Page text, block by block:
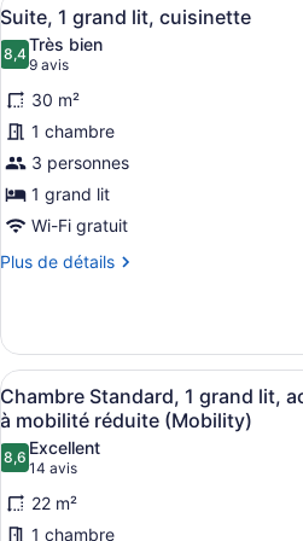
1
grand
lit
toutes
les
photos
pour
ce
type
de
chambre :
Suite,
lit,
cuisinette
1
Suite, 1 grand lit, cuisinette
8,48,4 sur 10
Très bien
9 avis
(9 avis)
30 m²
1 chambre
3 personnes
1 grand lit
Wi-Fi gratuit
Plus de détails
Plus
Suite,
grand
lit,
cuisinette
Afficher
toutes
les
photos
pour
ce
2
Chambre Standard, 1 grand lit,
à mobilité réduite (Mobility)
8,68,6 sur 10
Excellent
14 avis
(14 avis)
22 m²
1 chambre